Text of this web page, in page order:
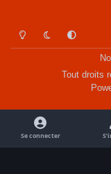
Light ModeDark ModeSystem
Tout droits
Se connecter